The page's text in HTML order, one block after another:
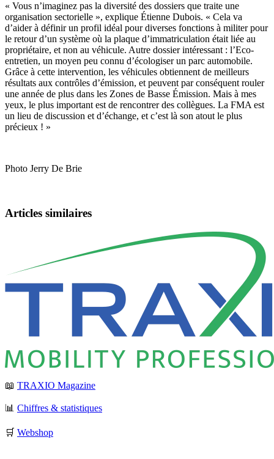
« Vous n’imaginez pas la diversité des dossiers que traite une
organisation sectorielle », explique Étienne Dubois. « Cela va
d’aider à définir un profil idéal pour diverses fonctions à militer pour
le retour d’un système où la plaque d’immatriculation était liée au
propriétaire, et non au véhicule. Autre dossier intéressant : l’Eco-
entretien, un moyen peu connu d’écologiser un parc automobile.
Grâce à cette intervention, les véhicules obtiennent de meilleurs
résultats aux contrôles d’émission, et peuvent par conséquent rouler
une année de plus dans les Zones de Basse Émission. Mais à mes
yeux, le plus important est de rencontrer des collègues. La FMA est
un lieu de discussion et d’échange, et c’est là son atout le plus
précieux ! »
Photo Jerry De Brie
Articles similaires
📖 TRAXIO Magazine
📊 Chiffres & statistiques
🛒 Webshop